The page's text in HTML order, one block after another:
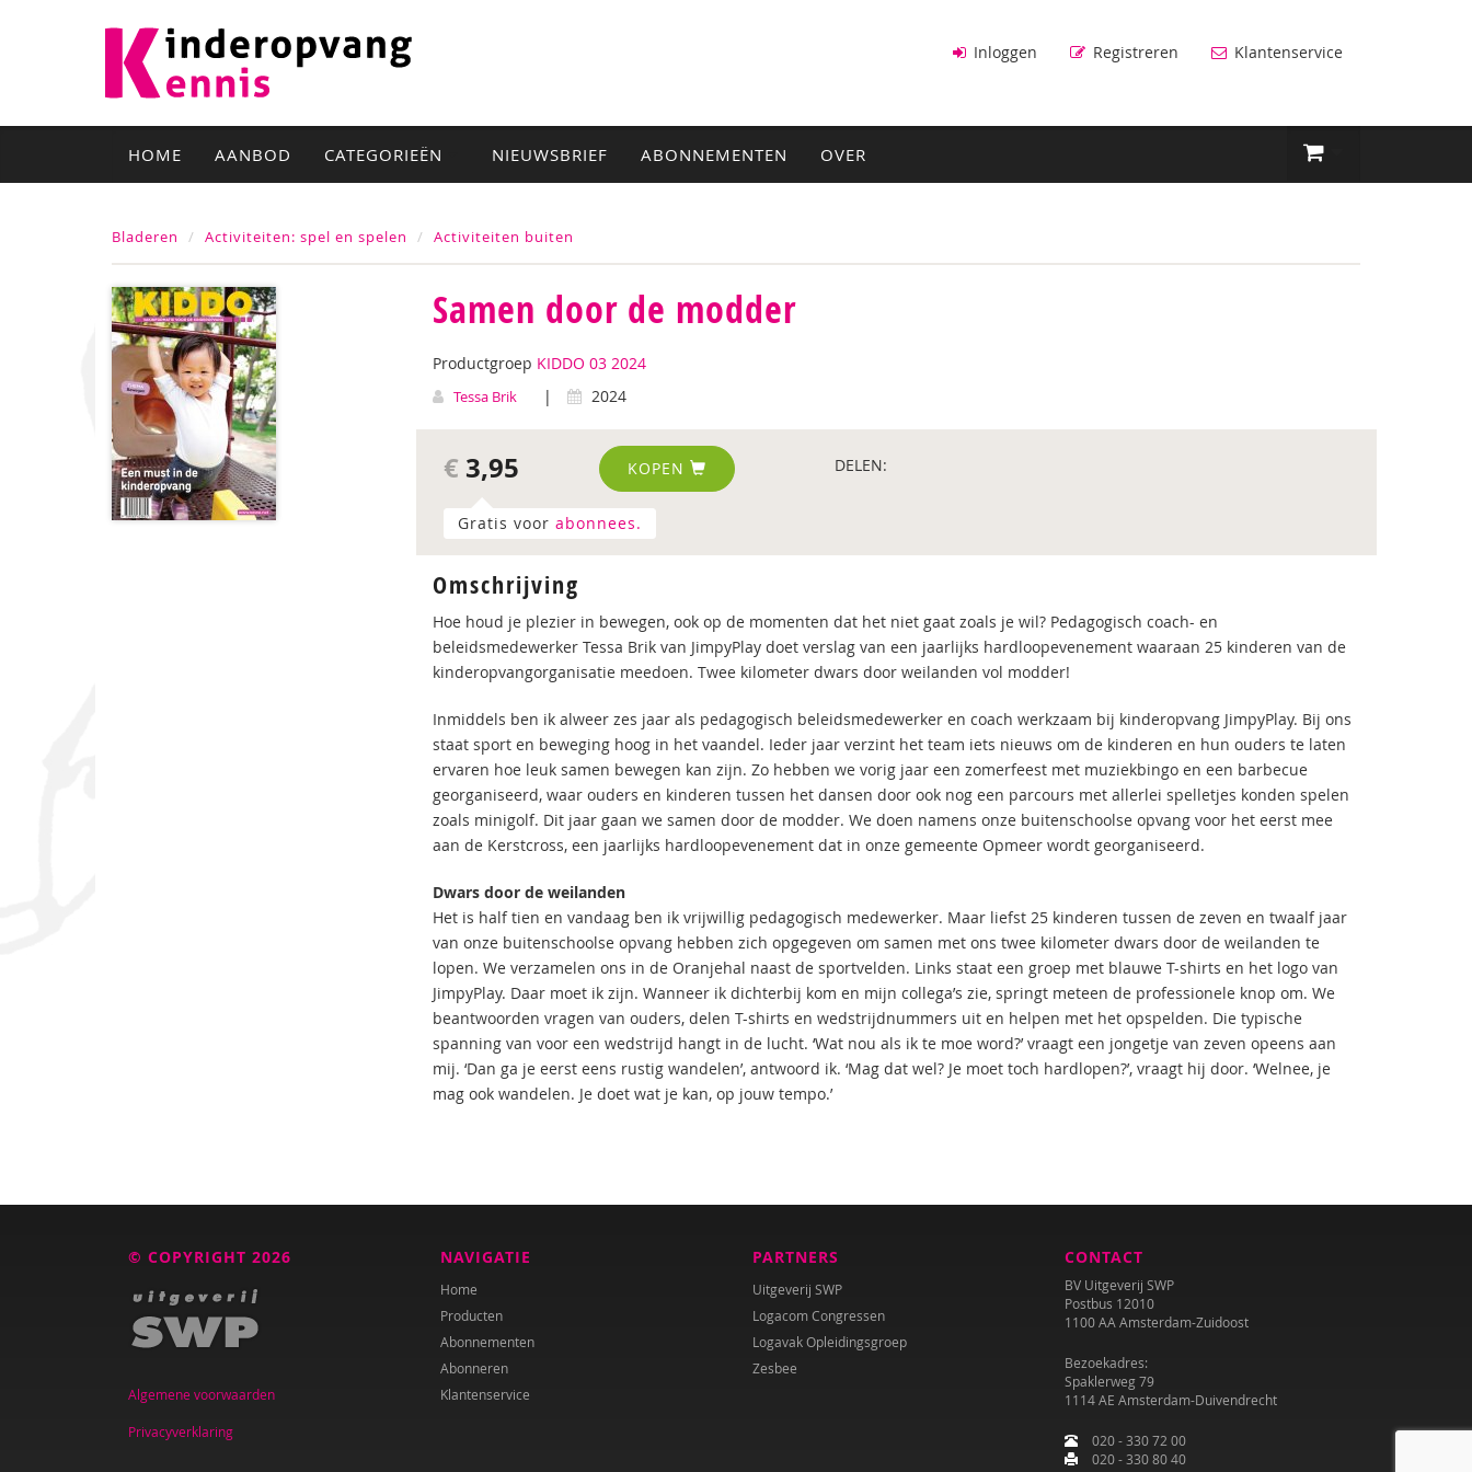
Inloggen Registreren Klantenservice
HOME AANBOD CATEGORIEËN NIEUWSBRIEF ABONNEMENTEN OVER
Bladeren Activiteiten: spel en spelen Activiteiten buiten
Samen door de modder
Productgroep KIDDO 03 2024
Tessa Brik | 2024
€ 3,95 KOPEN DELEN:
Gratis voor abonnees.
Omschrijving
Hoe houd je plezier in bewegen, ook op de momenten dat het niet gaat zoals je wil? Pedagogisch coach- en
beleidsmedewerker Tessa Brik van JimpyPlay doet verslag van een jaarlijks hardloopevenement waaraan 25 kinderen van de
kinderopvangorganisatie meedoen. Twee kilometer dwars door weilanden vol modder!
Inmiddels ben ik alweer zes jaar als pedagogisch beleidsmedewerker en coach werkzaam bij kinderopvang JimpyPlay. Bij ons
staat sport en beweging hoog in het vaandel. Ieder jaar verzint het team iets nieuws om de kinderen en hun ouders te laten
ervaren hoe leuk samen bewegen kan zijn. Zo hebben we vorig jaar een zomerfeest met muziekbingo en een barbecue
georganiseerd, waar ouders en kinderen tussen het dansen door ook nog een parcours met allerlei spelletjes konden spelen
zoals minigolf. Dit jaar gaan we samen door de modder. We doen namens onze buitenschoolse opvang voor het eerst mee
aan de Kerstcross, een jaarlijks hardloopevenement dat in onze gemeente Opmeer wordt georganiseerd.
Dwars door de weilanden
Het is half tien en vandaag ben ik vrijwillig pedagogisch medewerker. Maar liefst 25 kinderen tussen de zeven en twaalf jaar
van onze buitenschoolse opvang hebben zich opgegeven om samen met ons twee kilometer dwars door de weilanden te
lopen. We verzamelen ons in de Oranjehal naast de sportvelden. Links staat een groep met blauwe T-shirts en het logo van
JimpyPlay. Daar moet ik zijn. Wanneer ik dichterbij kom en mijn collega’s zie, springt meteen de professionele knop om. We
beantwoorden vragen van ouders, delen T-shirts en wedstrijdnummers uit en helpen met het opspelden. Die typische
spanning van voor een wedstrijd hangt in de lucht. ‘Wat nou als ik te moe word?’ vraagt een jongetje van zeven opeens aan
mij. ‘Dan ga je eerst eens rustig wandelen’, antwoord ik. ‘Mag dat wel? Je moet toch hardlopen?’, vraagt hij door. ‘Welnee, je
mag ook wandelen. Je doet wat je kan, op jouw tempo.’
© COPYRIGHT 2026
Algemene voorwaarden
Privacyverklaring
NAVIGATIE
Home
Producten
Abonnementen
Abonneren
Klantenservice
PARTNERS
Uitgeverij SWP
Logacom Congressen
Logavak Opleidingsgroep
Zesbee
CONTACT
BV Uitgeverij SWP
Postbus 12010
1100 AA Amsterdam-Zuidoost
Bezoekadres:
Spaklerweg 79
1114 AE Amsterdam-Duivendrecht
020 - 330 72 00
020 - 330 80 40